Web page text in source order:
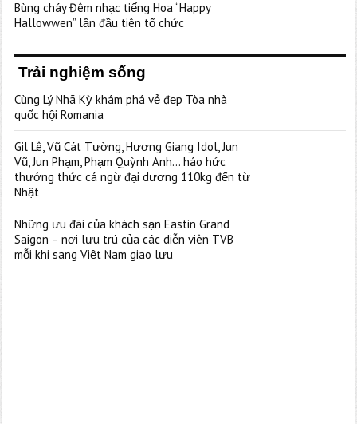
Bùng cháy Đêm nhạc tiếng Hoa “Happy
Hallowwen” lần đầu tiên tổ chức
Trải nghiệm sống
Cùng Lý Nhã Kỳ khám phá vẻ đẹp Tòa nhà
quốc hội Romania
Gil Lê, Vũ Cát Tường, Hương Giang Idol, Jun
Vũ, Jun Phạm, Phạm Quỳnh Anh… háo hức
thưởng thức cá ngừ đại dương 110kg đến từ
Nhật
Những ưu đãi của khách sạn Eastin Grand
Saigon – nơi lưu trú của các diễn viên TVB
mỗi khi sang Việt Nam giao lưu